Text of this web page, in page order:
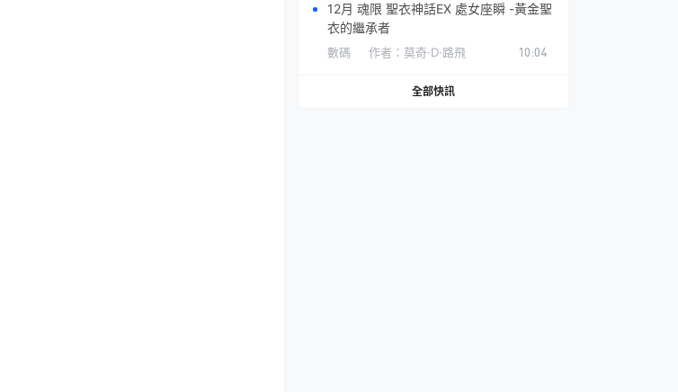
12月 魂限 聖衣神話EX 處女座瞬 -黃金聖
衣的繼承者
數碼 作者： 莫奇·D·路飛 10:04
全部快訊